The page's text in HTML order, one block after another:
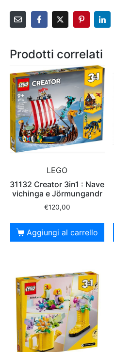
Prodotti correlati
LEGO
31132 Creator 3in1 : Nave
vichinga e Jörmungandr
€120,00
Aggiungi al carrello